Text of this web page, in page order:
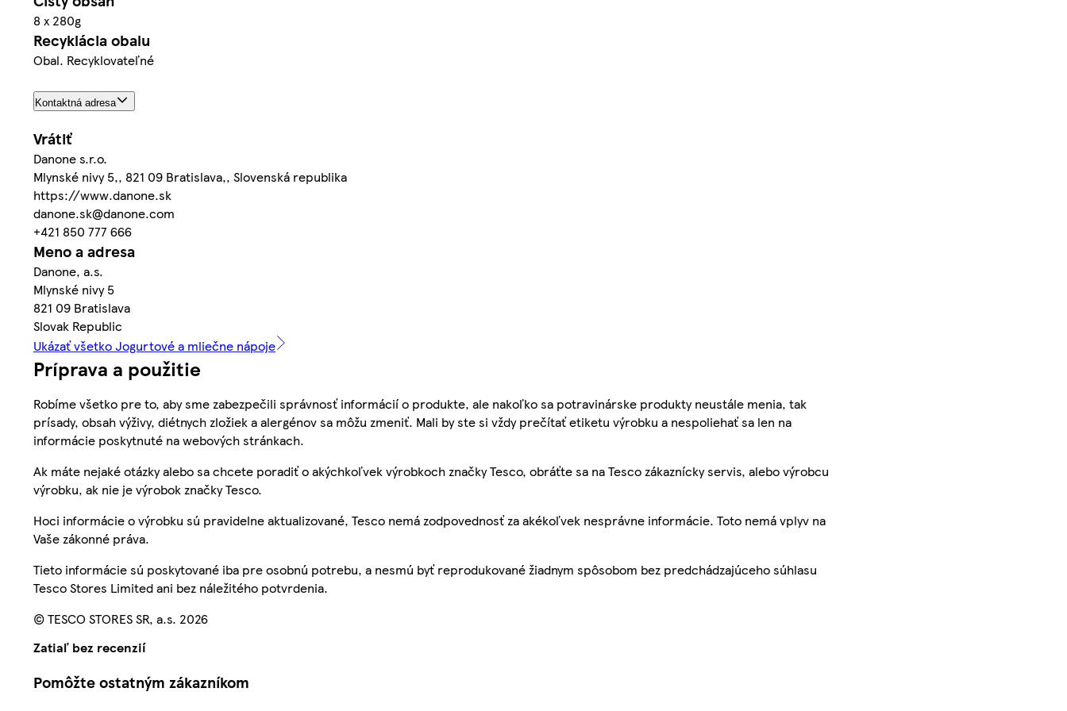
8 x 280g
Recyklácia obalu
Obal. Recyklovateľné
Kontaktná adresa
Vrátiť
Danone s.r.o.
Mlynské nivy 5,, 821 09 Bratislava,, Slovenská republika
https://www.danone.sk
danone.sk@danone.com
+421 850 777 666
Meno a adresa
Danone, a.s.
Mlynské nivy 5
821 09 Bratislava
Slovak Republic
Ukázať všetko Jogurtové a mliečne nápoje
Príprava a použitie
Robíme všetko pre to, aby sme zabezpečili správnosť informácií o produkte, ale nakoľko sa potravinárske produkty neustále menia, tak
prísady, obsah výživy, diétnych zložiek a alergénov sa môžu zmeniť. Mali by ste si vždy prečítať etiketu výrobku a nespoliehať sa len na
informácie poskytnuté na webových stránkach.
Ak máte nejaké otázky alebo sa chcete poradiť o akýchkoľvek výrobkoch značky Tesco, obráťte sa na Tesco zákaznícky servis, alebo výrobcu
výrobku, ak nie je výrobok značky Tesco.
Hoci informácie o výrobku sú pravidelne aktualizované, Tesco nemá zodpovednosť za akékoľvek nesprávne informácie. Toto nemá vplyv na
Vaše zákonné práva.
Tieto informácie sú poskytované iba pre osobnú potrebu, a nesmú byť reprodukované žiadnym spôsobom bez predchádzajúceho súhlasu
Tesco Stores Limited ani bez náležitého potvrdenia.
© TESCO STORES SR, a.s. 2026
Zatiaľ bez recenzií
Pomôžte ostatným zákazníkom